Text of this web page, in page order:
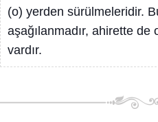
(o) yerden sürülmeleridir.
aşağılanmadır, ahirette
vardır.